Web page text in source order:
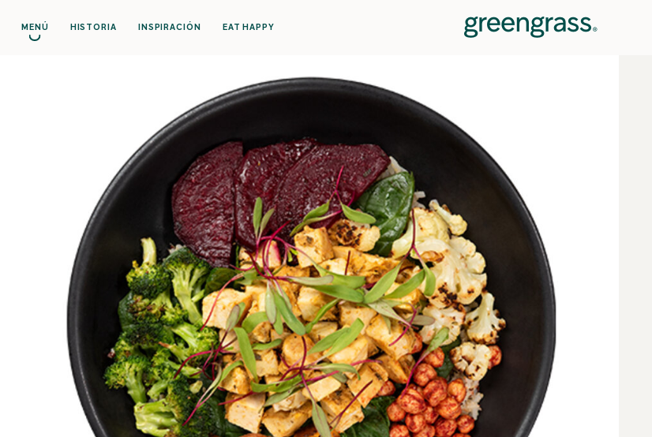
MENÚ HISTORIA INSPIRACIÓN EAT HAPPY